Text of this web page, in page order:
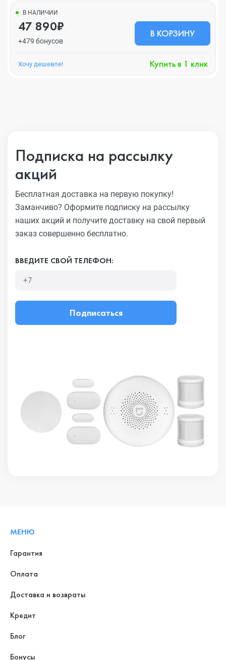
В НАЛИЧИИ
47 890₽
+479 бонусов
В КОРЗИНУ
Хочу дешевле! Купить в 1 клик
Подписка на рассылку
акций
Бесплатная доставка на первую покупку!
Заманчиво? Оформите подписку на рассылку
наших акций и получите доставку на свой первый
заказ совершенно бесплатно.
ВВЕДИТЕ СВОЙ ТЕЛЕФОН:
Подписаться
МЕНЮ
Гарантия
Оплата
Доставка и возвраты
Кредит
Блог
Бонусы